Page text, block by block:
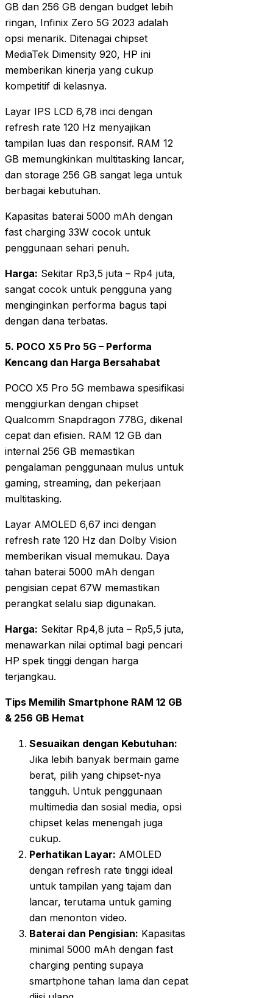
GB dan 256 GB dengan budget lebih
ringan, Infinix Zero 5G 2023 adalah
opsi menarik. Ditenagai chipset
MediaTek Dimensity 920, HP ini
memberikan kinerja yang cukup
kompetitif di kelasnya.
Layar IPS LCD 6,78 inci dengan
refresh rate 120 Hz menyajikan
tampilan luas dan responsif. RAM 12
GB memungkinkan multitasking lancar,
dan storage 256 GB sangat lega untuk
berbagai kebutuhan.
Kapasitas baterai 5000 mAh dengan
fast charging 33W cocok untuk
penggunaan sehari penuh.
Harga: Sekitar Rp3,5 juta – Rp4 juta,
sangat cocok untuk pengguna yang
menginginkan performa bagus tapi
dengan dana terbatas.
5. POCO X5 Pro 5G – Performa
Kencang dan Harga Bersahabat
POCO X5 Pro 5G membawa spesifikasi
menggiurkan dengan chipset
Qualcomm Snapdragon 778G, dikenal
cepat dan efisien. RAM 12 GB dan
internal 256 GB memastikan
pengalaman penggunaan mulus untuk
gaming, streaming, dan pekerjaan
multitasking.
Layar AMOLED 6,67 inci dengan
refresh rate 120 Hz dan Dolby Vision
memberikan visual memukau. Daya
tahan baterai 5000 mAh dengan
pengisian cepat 67W memastikan
perangkat selalu siap digunakan.
Harga: Sekitar Rp4,8 juta – Rp5,5 juta,
menawarkan nilai optimal bagi pencari
HP spek tinggi dengan harga
terjangkau.
Tips Memilih Smartphone RAM 12 GB
& 256 GB Hemat
Sesuaikan dengan Kebutuhan:
Jika lebih banyak bermain game
berat, pilih yang chipset-nya
tangguh. Untuk penggunaan
multimedia dan sosial media, opsi
chipset kelas menengah juga
cukup.
Perhatikan Layar: AMOLED
dengan refresh rate tinggi ideal
untuk tampilan yang tajam dan
lancar, terutama untuk gaming
dan menonton video.
Baterai dan Pengisian: Kapasitas
minimal 5000 mAh dengan fast
charging penting supaya
smartphone tahan lama dan cepat